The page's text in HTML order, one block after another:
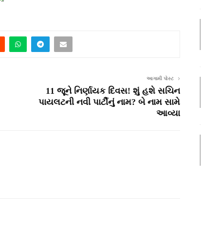
આગામી પોસ્ટ
11 જૂને નિર્ણાયક દિવસ! શું હશે સચિન
પાયલટની નવી પાર્ટીનું નામ? બે નામ સામે
આવ્યા